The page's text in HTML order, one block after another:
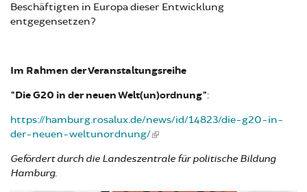
Beschäftigten in Europa dieser Entwicklung
entgegensetzen?
Im Rahmen der Veranstaltungsreihe
"Die G20 in der neuen Welt(un)ordnung":
https://hamburg.rosalux.de/news/id/14823/die-g20-in-
der-neuen-weltunordnung/
Gefördert durch die Landeszentrale für politische Bildung
Hamburg.